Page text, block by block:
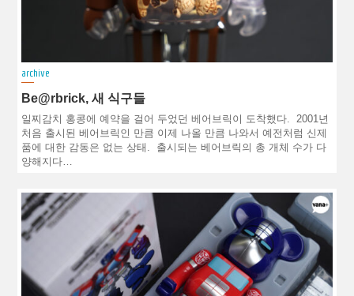
archive
Be@rbrick, 새 식구들
일찌감치 홍콩에 예약을 걸어 두었던 베어브릭이 도착했다. 2001년
처음 출시된 베어브릭인 만큼 이제 나올 만큼 나와서 예전처럼 신제
품에 대한 감동은 없는 상태. 출시되는 베어브릭의 총 개체 수가 다
양해지다…